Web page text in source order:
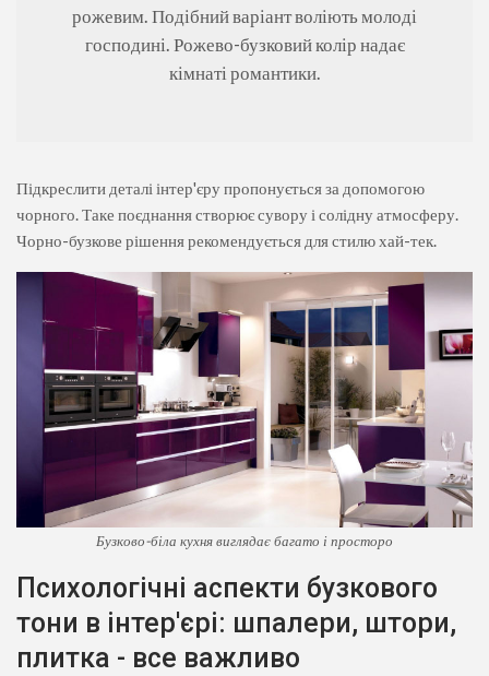
рожевим. Подібний варіант воліють молоді
господині. Рожево-бузковий колір надає
кімнаті романтики.
Підкреслити деталі інтер'єру пропонується за допомогою
чорного. Таке поєднання створює сувору і солідну атмосферу.
Чорно-бузкове рішення рекомендується для стилю хай-тек.
Бузково-біла кухня виглядає багато і просторо
Психологічні аспекти бузкового
тони в інтер'єрі: шпалери, штори,
плитка - все важливо